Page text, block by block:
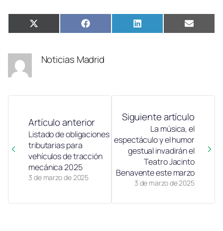
Compartir
en
X
(Twitter)
Compartir
en
Facebook Compartir
en
LinkedIn
en
Email
Noticias Madrid
Artículo anterior
3 de marzo de 2025
Listado de obligaciones
tributarias para
vehículos de tracción
mecánica 2025
Siguiente artículo
3 de marzo de 2025
La música, el
espectáculo y el humor
gestual invadirán el
Teatro Jacinto
Benavente este marzo